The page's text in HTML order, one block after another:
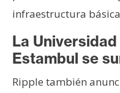
infraestructura
La
Estambul se
Ripple también